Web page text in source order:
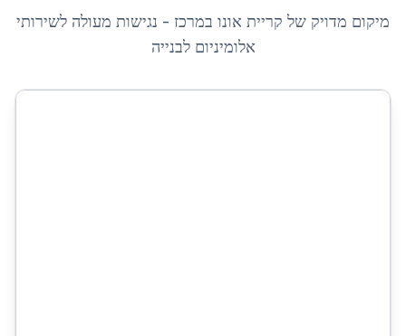
מיקום מדויק של קריית אונו במרכז - נגישות מעולה לשירותי
אלומיניום לבנייה